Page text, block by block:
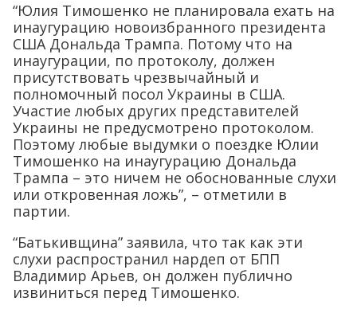
“Юлия Тимошенко не планировала ехать на
инаугурацию новоизбранного президента
США Дональда Трампа. Потому что на
инаугурации, по протоколу, должен
присутствовать чрезвычайный и
полномочный посол Украины в США.
Участие любых других представителей
Украины не предусмотрено протоколом.
Поэтому любые выдумки о поездке Юлии
Тимошенко на инаугурацию Дональда
Трампа – это ничем не обоснованные слухи
или откровенная ложь”, – отметили в
партии.
“Батькивщина” заявила, что так как эти
слухи распространил нардеп от БПП
Владимир Арьев, он должен публично
извиниться перед Тимошенко.